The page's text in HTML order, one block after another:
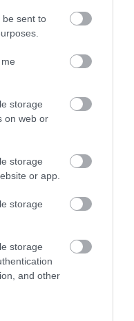
be sent to
storage
on web or
storage
or app.
storage
storage
and other
indul, ez van
szánt
Tervet bemutató